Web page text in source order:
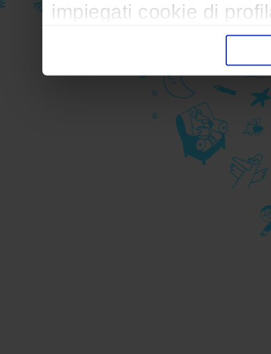
impiegati cookie di
trasferimento verso
durante la navigazione.
Per maggiori dettagli
durante la
privacy sui cookie, ti
informativa cookie
Chiudendo il banner
senza alcuna
cookie tecnici.